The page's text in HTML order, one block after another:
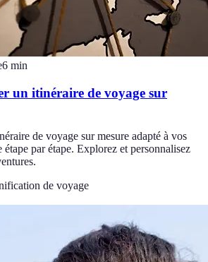
6 min
un itinéraire de voyage sur
de voyage sur mesure adapté à vos
par étape. Explorez et personnalisez
de voyage